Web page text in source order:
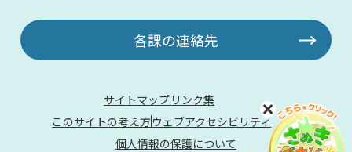
各課の連絡先
サイトマップ リンク集
このサイトの考え方ウェブアクセシビリティ
個人情報の保護について